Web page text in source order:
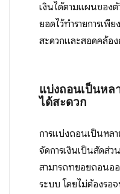
เงินได้ตามแผนของตั
ยอดไว้ทำรายการเพี
สะดวกและสอดคล้อง
แบ่งถอนเป็นหล
ได้สะดวก
การแบ่งถอนเป็นหล
จัดการเงินเป็นสัดส่ว
สามารถทยอยถอนอ
ระบบ โดยไม่ต้องรอ